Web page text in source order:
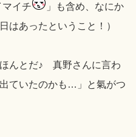
イチ
」も含め、なにか
はあったということ！）
んとだ♪ 真野さんに言わ
ていたのかも…」と氣がつ